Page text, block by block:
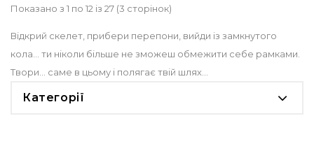
Показано з 1 по 12 із 27 (3 сторінок)
Відкрий скелет, прибери перепони, вийди із замкнутого
кола... ти ніколи більше не зможеш обмежити себе рамками.
Твори... саме в цьому і полягає твій шлях...
Категорії